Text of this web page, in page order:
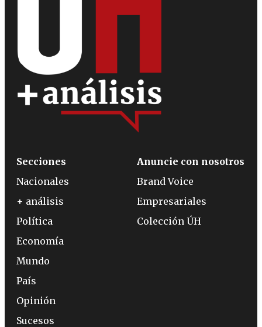
Secciones
Nacionales
+ análisis
Política
Economía
Mundo
País
Opinión
Sucesos
Anuncie con nosotros
Brand Voice
Empresariales
Colección ÚH